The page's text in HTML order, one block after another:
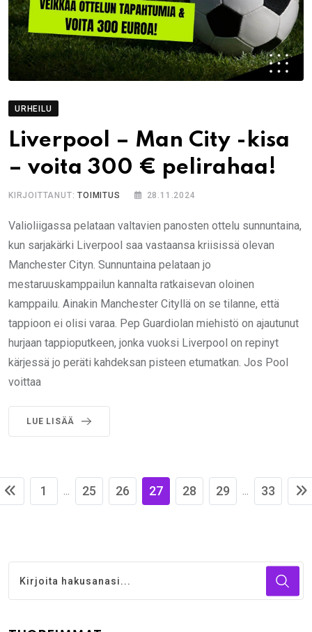
URHEILU
Liverpool – Man City -kisa
– voita 300 € pelirahaa!
KIRJOITTANUT:TOIMITUS 28.11.2024
Valioliigassa pelataan valtavien panosten ottelu sunnuntaina,
kun sarjakärki Liverpool saa vastaansa kriisissä olevan
Manchester Cityn. Sunnuntaina pelataan jo
mestaruuskamppailun kannalta ratkaisevan oloinen
kamppailu. Ainakin Manchester Cityllä on se tilanne, että
tappioon ei olisi varaa. Pep Guardiolan miehistö on ajautunut
hurjaan tappioputkeen, jonka vuoksi Liverpool on repinyt
kärjessä jo peräti kahdeksan pisteen etumatkan. Jos Pool
voittaa
LUE LISÄÄ
1 ... 25 26 27 28 29 ... 33